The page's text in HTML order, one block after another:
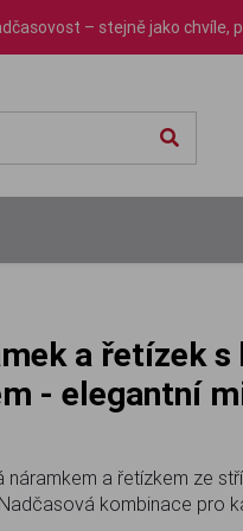
– stejně jako chvíle,
- elegantní
náramkem a řetízkem ze
kombinace pro